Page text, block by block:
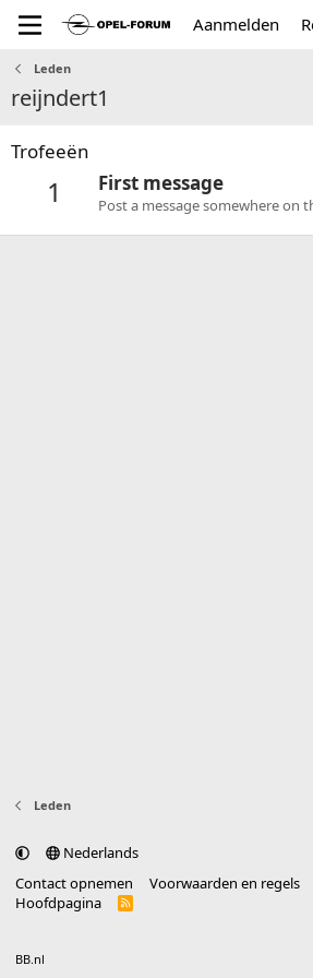
Aanmelden
Leden
reijndert1
Trofeeën
1 First message
Post a message somewhere on
Leden
Nederlands
Contact opnemen
Voorwaarden en regels
Hoofdpagina
R
BB.nl